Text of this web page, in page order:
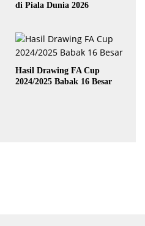
di Piala Dunia 2026
Hasil Drawing FA Cup
2024/2025 Babak 16 Besar